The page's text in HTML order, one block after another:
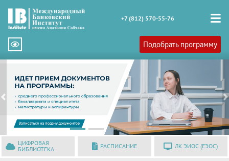
+7 (812) 570-55-76
Подобрать программу
Previous
ЦИФРОВАЯ
БИБЛИОТЕКА
РАСПИСАНИЕ ЛК ЭИОС (ЕЭОС)